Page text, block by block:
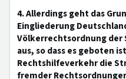
4. Allerdings geht das
Eingliederung
Völkerrechtsordnung
aus, so dass es geboten
Rechtshilfeverkehr die
fremder